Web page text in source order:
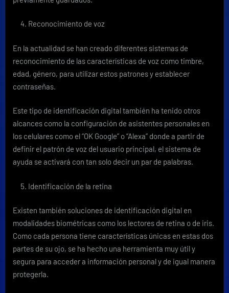
Reconocimiento de voz
En la actualidad se han creado diferentes sistemas de
reconocimiento de las características de voz como timbre,
edad, género, para utilizar estos patrones y establecer
contraseñas.
Este tipo de identificación digital también ha tenido otros
alcances como la configuración de asistentes personales en
los celulares como el “OK Google” o “Alexa” donde a partir de
definir el patrón de voz del usuario principal, el sistema de
ayuda se activará con tan solo decir un par de palabras.
Identificación de la retina
Existen también soluciones de identificación digital en
modalidades biométricas como los lectores de retina o de iris.
Como cada persona tiene características únicas en estas dos
partes de su ojo, se ha hecho una herramienta muy útil y
segura para acceder a información personal y de igual manera
protegerla.